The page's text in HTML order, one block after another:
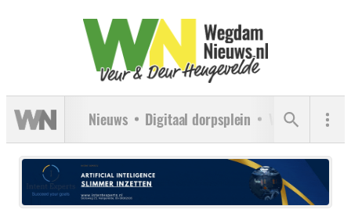
Nieuws Digitaal dorpsplein Verenigingen